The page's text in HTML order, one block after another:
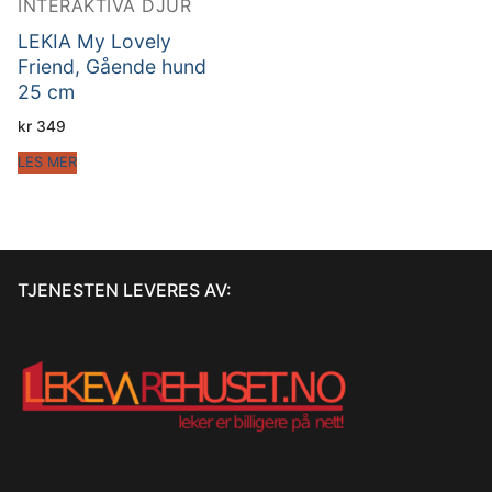
INTERAKTIVA DJUR
LEKIA My Lovely
Friend, Gående hund
25 cm
kr 349
LES MER
TJENESTEN LEVERES AV: